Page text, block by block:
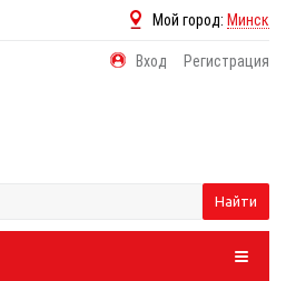
Мой город: Минск
Вход Регистрация
Найти